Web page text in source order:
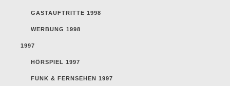
GASTAUFTRITTE 1998
WERBUNG 1998
1997
HÖRSPIEL 1997
FUNK & FERNSEHEN 1997